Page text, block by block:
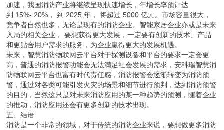
加速，我国消防产业将继续呈现快速增长，年增长率预计达
到 15%- 20%， 到 2025 年， 将超过 5000 亿元。市场容量很大，
竞争者自然也多，无论是现有的消防企业、智能家居企业亦或是未来
入局的相关企业， 要想获得更大发展，一定要有创新的技术、产品
和更贴合用户需求的服务，为企业赢得更大的发展机遇。
未来，智慧消防物联网云平台对于探测设备和平台的要求一定会更
高，普通的消防报警功能会无法满足社会发展的需求，安科瑞智慧消
防物联网云平台也富有时代责任感，消防报警会逐渐转变为消防预
警，通过对各类可能引发火灾的场景和细节进行预判，达到消防预警
的目的，当然这只是对未来消防应用的某一种趋势的预测，随着企业
的推动，消防应用还会有更多创新的技术出现。
五、结语
消防是一个非常的领域，对于传统的消防企业来说，要想做更多消防